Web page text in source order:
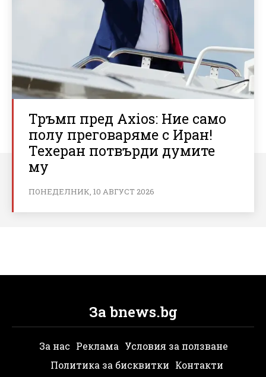
Тръмп пред Axios: Ние само
полу преговаряме с Иран!
Техеран потвърди думите
му
ПОНЕДЕЛНИК, 10 АВГУСТ 2026
За bnews.bg
За нас Реклама Условия за ползване
Политика за бисквитки Контакти